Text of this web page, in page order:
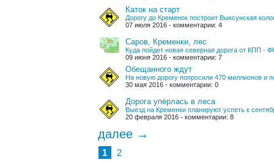
Каток на старт
Дорогу до Кременок построит Выксунская
07 июля 2016 - комментарии: 4
Саров, Кременки, лес
Куда пойдет новая северная дорога от КПП -
09 июня 2016 - комментарии: 7
Обещанного ждут
На новую дорогу попросили 470 миллионов и
30 мая 2016 - комментарии: 0
Дорога упёрлась в леса
Выезд на Кременки планируют успеть к
20 февраля 2016 - комментарии: 8
далее →
1 2